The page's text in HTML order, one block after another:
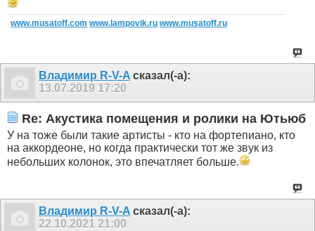
www.musatoff.com www.lampovik.ru www.musatoff.ru
Владимир R-V-A сказал(-а):
13.07.2019 17:20
Re: Акустика помещения и ролики на Ютьюб
У на тоже были такие артисты - кто на фортепиано, кто
на аккордеоне, но когда практически тот же звук из
небольших колонок, это впечатляет больше.
Владимир R-V-A сказал(-а):
22.10.2021 21:00